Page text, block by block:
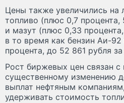
Цены также увеличились на
топливо (плюс 0,7 процента,
и мазут (плюс 0,33
в то время как бензин Аи-
процента, до 52 861 рубля за
Рост биржевых цен связан
существенному изменению
выплат нефтяным
удерживать стоимость